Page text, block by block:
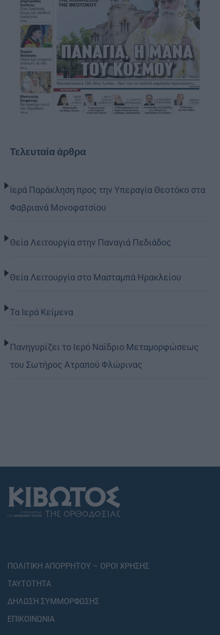
Τελευταία άρθρα
Ιερά Παράκληση προς την Υπεραγία Θεοτόκο στα
Φαβριανά Μονοφατσίου
Θεία Λειτουργία στην Παναγιά Πεδιάδος
Θεία Λειτουργία στο Μασταμπά Ηρακλείου
Τα Ιερά Κείμενα
Πανηγυρίζει το Ιερό Ναΐδριο Μεταμορφώσεως
του Σωτήρος Ατραπού Φλώρινας
ΠΟΛΙΤΙΚΗ ΑΠΟΡΡΗΤΟΥ – ΟΡΟΙ ΧΡΗΣΗΣ
ΤΑΥΤΟΤΗΤΑ
ΔΗΛΩΣΗ ΣΥΜΜΟΡΦΩΣΗΣ
ΕΠΙΚΟΙΝΩΝΙΑ